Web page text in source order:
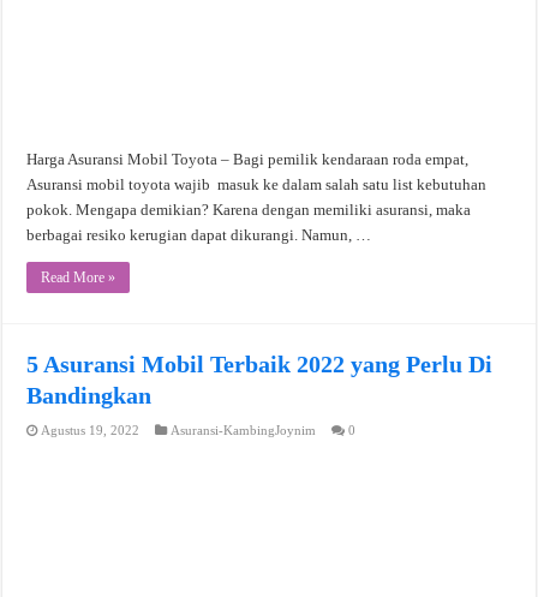
Harga Asuransi Mobil Toyota – Bagi pemilik kendaraan roda empat,
Asuransi mobil toyota wajib masuk ke dalam salah satu list kebutuhan
pokok. Mengapa demikian? Karena dengan memiliki asuransi, maka
berbagai resiko kerugian dapat dikurangi. Namun, …
Read More »
5 Asuransi Mobil Terbaik 2022 yang Perlu Di
Bandingkan
Agustus 19, 2022 Asuransi-KambingJoynim 0